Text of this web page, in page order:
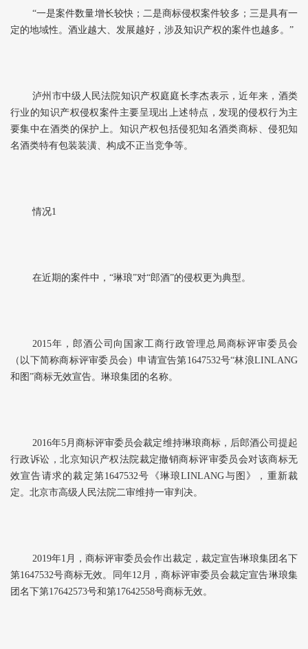
“一是案件数量增长较快；二是商标侵权案件较多；三是具有一
定的地域性。酒业越大、发展越好，涉及知识产权的案件也越多。”
泸州市中级人民法院知识产权庭庭长李杰表示，近年来，酒类
行业的知识产权侵权案件主要呈现出上述特点，发现的侵权行为主
要集中在酒类的保护上。知识产权包括侵犯知名酒类商标、侵犯知
名酒类特有包装装潢、构成不正当竞争等。
情况1
在近期的案件中，“琳琅”对“郎酒”的侵权更为典型。
2015年，郎酒公司向国家工商行政管理总局商标评审委员会
（以下简称商标评审委员会）申请宣告第1647532号“林浪LINLANG
和图”商标无效宣告。琳琅集团的名称。
2016年5月商标评审委员会裁定维持琳琅商标，后郎酒公司提起
行政诉讼，北京知识产权法院裁定撤销商标评审委员会对该商标无
效宣告请求的裁定第1647532号《琳琅LINLANG与图》，重新裁
定。北京市高级人民法院二审维持一审判决。
2019年1月，商标评审委员会作出裁定，裁定宣告琳琅集团名下
第1647532号商标无效。同年12月，商标评审委员会裁定宣告琳琅集
团名下第17642573号和第17642558号商标无效。